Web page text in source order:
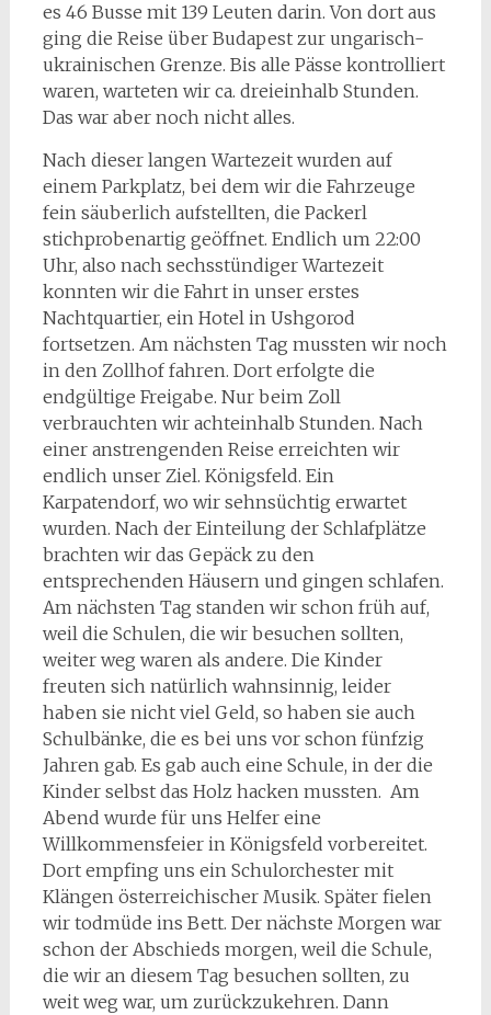
es 46 Busse mit 139 Leuten darin. Von dort aus
ging die Reise über Budapest zur ungarisch-
ukrainischen Grenze. Bis alle Pässe kontrolliert
waren, warteten wir ca. dreieinhalb Stunden.
Das war aber noch nicht alles.
Nach dieser langen Wartezeit wurden auf
einem Parkplatz, bei dem wir die Fahrzeuge
fein säuberlich aufstellten, die Packerl
stichprobenartig geöffnet. Endlich um 22:00
Uhr, also nach sechsstündiger Wartezeit
konnten wir die Fahrt in unser erstes
Nachtquartier, ein Hotel in Ushgorod
fortsetzen. Am nächsten Tag mussten wir noch
in den Zollhof fahren. Dort erfolgte die
endgültige Freigabe. Nur beim Zoll
verbrauchten wir achteinhalb Stunden. Nach
einer anstrengenden Reise erreichten wir
endlich unser Ziel. Königsfeld. Ein
Karpatendorf, wo wir sehnsüchtig erwartet
wurden. Nach der Einteilung der Schlafplätze
brachten wir das Gepäck zu den
entsprechenden Häusern und gingen schlafen.
Am nächsten Tag standen wir schon früh auf,
weil die Schulen, die wir besuchen sollten,
weiter weg waren als andere. Die Kinder
freuten sich natürlich wahnsinnig, leider
haben sie nicht viel Geld, so haben sie auch
Schulbänke, die es bei uns vor schon fünfzig
Jahren gab. Es gab auch eine Schule, in der die
Kinder selbst das Holz hacken mussten. Am
Abend wurde für uns Helfer eine
Willkommensfeier in Königsfeld vorbereitet.
Dort empfing uns ein Schulorchester mit
Klängen österreichischer Musik. Später fielen
wir todmüde ins Bett. Der nächste Morgen war
schon der Abschieds morgen, weil die Schule,
die wir an diesem Tag besuchen sollten, zu
weit weg war, um zurückzukehren. Dann